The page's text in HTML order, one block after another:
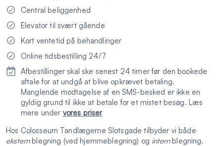
Central beliggenhed
Elevator til svært gående
Kort ventetid på behandlinger
Online tidsbestilling 24/7
Afbestillinger skal ske senest 24 timer før den bookede
aftale for at undgå at blive opkrævet betaling.
Manglende modtagelse af en SMS-besked er ikke en
gyldig grund til ikke at betale for et mistet besøg. Læs
mere under vores priser
Hos Colosseum Tandlægerne Slotsgade tilbyder vi både
eksternblegning (ved hjemmeblegning) og internblegning.